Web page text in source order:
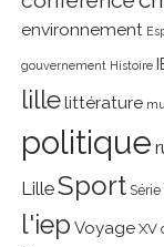
environnement
gouvernement Histoire
lillelittérature
politique
LilleSport Série
l'iep Voyage XV